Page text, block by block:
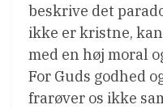
beskrive det
ikke er kristne,
med en høj moral
For Guds godhed
frarøver os ikke